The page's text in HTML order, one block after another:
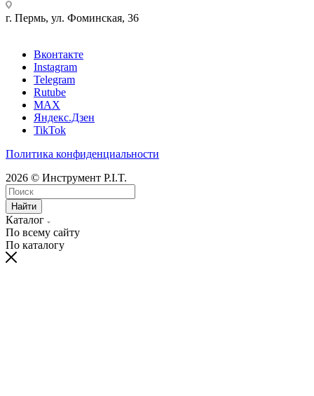
г. Пермь, ул. Фоминская, 36
Вконтакте
Instagram
Telegram
Rutube
MAX
Яндекс.Дзен
TikTok
Политика конфиденциальности
2026 © Инструмент P.I.T.
Найти
Каталог
По всему сайту
По каталогу